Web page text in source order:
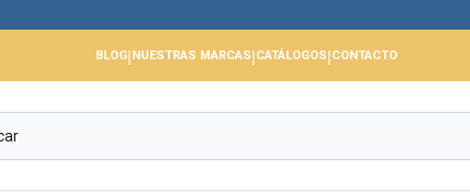
BLOG|NUESTRAS MARCAS|CATÁLOGOS|CONTACTO